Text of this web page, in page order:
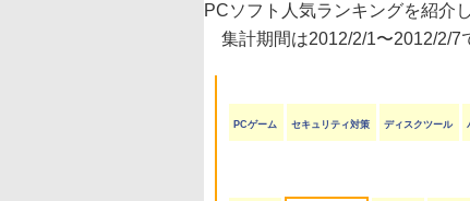
PCソフト人気ランキングを紹介し
集計期間は2012/2/1〜2012/2/7
PCゲーム セキュリティ対策 ディスクツール